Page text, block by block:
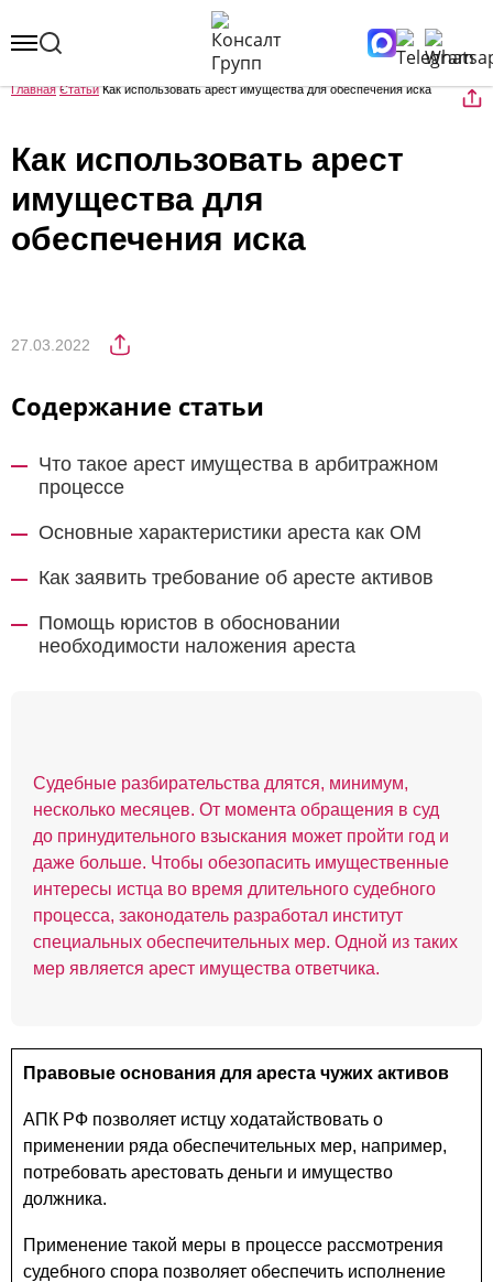
Главная Статьи Как использовать арест имущества для обеспечения иска
Как использовать арест
имущества для
обеспечения иска
27.03.2022
Содержание статьи
Что такое арест имущества в арбитражном
процессе
Основные характеристики ареста как ОМ
Как заявить требование об аресте активов
Помощь юристов в обосновании
необходимости наложения ареста
Судебные разбирательства длятся, минимум,
несколько месяцев. От момента обращения в суд
до принудительного взыскания может пройти год и
даже больше. Чтобы обезопасить имущественные
интересы истца во время длительного судебного
процесса, законодатель разработал институт
специальных обеспечительных мер. Одной из таких
мер является арест имущества ответчика.
Правовые основания для ареста чужих активов
АПК РФ позволяет истцу ходатайствовать о
применении ряда обеспечительных мер, например,
потребовать арестовать деньги и имущество
должника.
Применение такой меры в процессе рассмотрения
судебного спора позволяет обеспечить исполнение